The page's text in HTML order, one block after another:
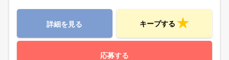
詳細を見る キープする
応募する